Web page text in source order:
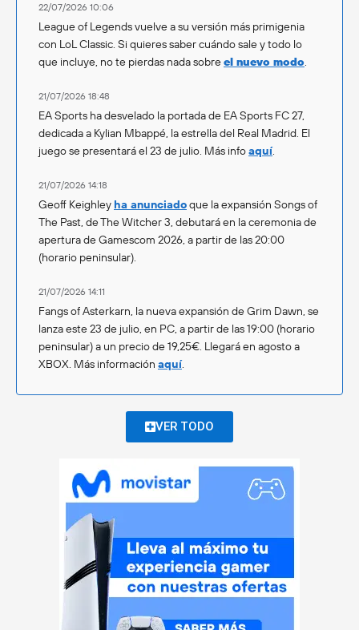
22/07/2026 10:06
League of Legends vuelve a su versión más primigenia
con LoL Classic. Si quieres saber cuándo sale y todo lo
que incluye, no te pierdas nada sobreel nuevo modo.
21/07/2026 18:48
EA Sports ha desvelado la portada de EA Sports FC 27,
dedicada a Kylian Mbappé, la estrella del Real Madrid. El
juego se presentará el 23 de julio. Más infoaquí.
21/07/2026 14:18
Geoff Keighley ha anunciadoque la expansión Songs of
The Past, de The Witcher 3, debutará en la ceremonia de
apertura de Gamescom 2026, a partir de las 20:00
(horario peninsular).
21/07/2026 14:11
Fangs of Asterkarn, la nueva expansión de Grim Dawn, se
lanza este 23 de julio, en PC, a partir de las 19:00 (horario
peninsular) a un precio de 19,25€. Llegará en agosto a
XBOX. Más información aquí.
VER TODO